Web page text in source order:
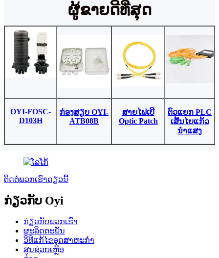
ຜູ້ຂາຍດີທີ່ສຸດ
OYI-FOSC-
D103H
ກ່ອງສຽບ OYI-
ATB08B
ສາຍໄຟເບີ
Optic Patch
ຕົວແຍກ PLC
ເສັ້ນໄຍແກ້ວ
ນຳແສງ
ຕິດຕໍ່ພວກເຮົາດຽວນີ້
ກ່ຽວກັບ Oyi
ກ່ຽວກັບພວກເຮົາ
ຜະລິດຕະພັນ
ວິທີແກ້ໄຂອຸດສາຫະກໍາ
ສູນຊ່ວຍເຫຼືອ